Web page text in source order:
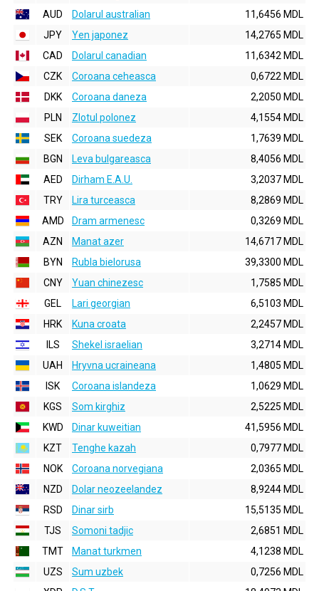
AUD
Dolarul australian
11,6456 MDL
JPY
Yen japonez
14,2765 MDL
CAD
Dolarul canadian
11,6342 MDL
CZK
Coroana ceheasca
0,6722 MDL
DKK
Coroana daneza
2,2050 MDL
PLN
Zlotul polonez
4,1554 MDL
SEK
Coroana suedeza
1,7639 MDL
BGN
Leva bulgareasca
8,4056 MDL
AED
Dirham E.A.U.
3,2037 MDL
TRY
Lira turceasca
8,2869 MDL
AMD
Dram armenesc
0,3269 MDL
AZN
Manat azer
14,6717 MDL
BYN
Rubla bielorusa
39,3300 MDL
CNY
Yuan chinezesc
1,7585 MDL
GEL
Lari georgian
6,5103 MDL
HRK
Kuna croata
2,2457 MDL
ILS
Shekel israelian
3,2714 MDL
UAH
Hryvna ucraineana
1,4805 MDL
ISK
Coroana islandeza
1,0629 MDL
KGS
Som kirghiz
2,5225 MDL
KWD
Dinar kuweitian
41,5956 MDL
KZT
Tenghe kazah
0,7977 MDL
NOK
Coroana norvegiana
2,0365 MDL
NZD
Dolar neozeelandez
8,9244 MDL
RSD
Dinar sirb
15,5135 MDL
TJS
Somoni tadjic
2,6851 MDL
TMT
Manat turkmen
4,1238 MDL
UZS
Sum uzbek
0,7256 MDL